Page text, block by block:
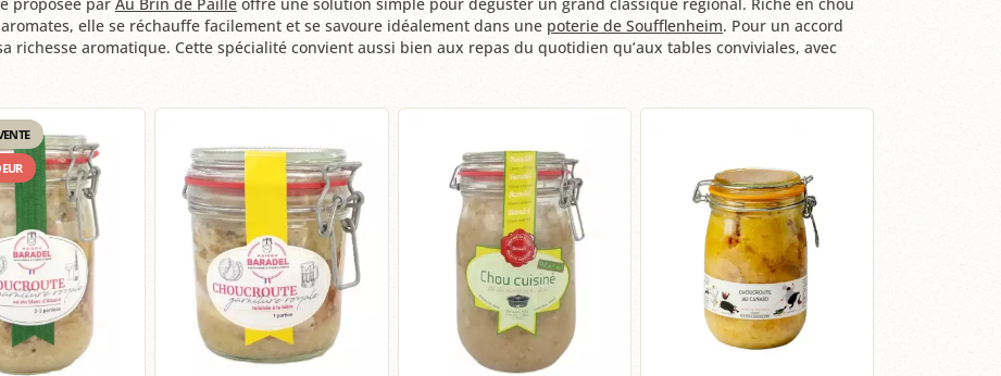
elle se réchauffe facilement et se savoure idéalement dans une poterie de Soufflenheim. Pour un accord
richesse aromatique. Cette spécialité convient aussi bien aux repas du quotidien qu’aux tables conviviales, avec